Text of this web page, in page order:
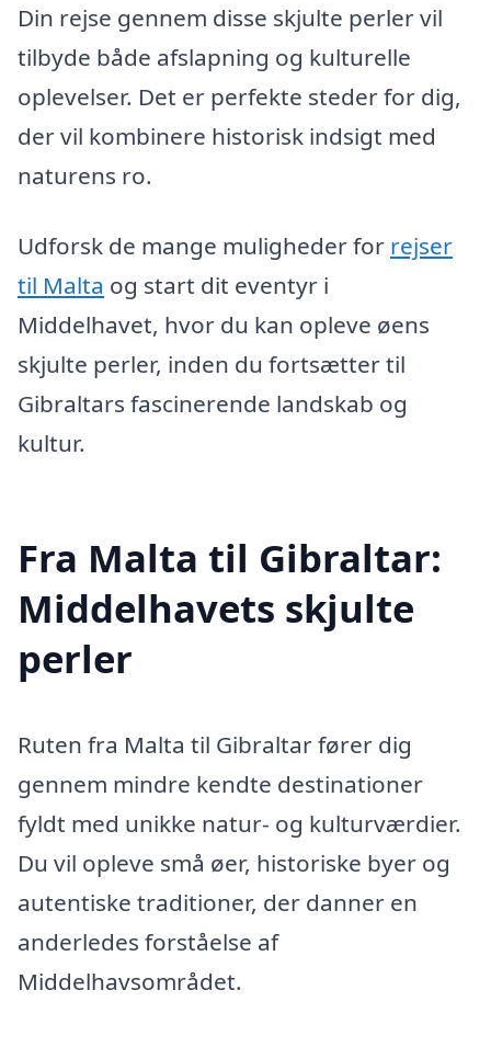
Din rejse gennem disse skjulte perler vil
tilbyde både afslapning og kulturelle
oplevelser. Det er perfekte steder for dig,
der vil kombinere historisk indsigt med
naturens ro.
Udforsk de mange muligheder for rejser
til Malta og start dit eventyr i
Middelhavet, hvor du kan opleve øens
skjulte perler, inden du fortsætter til
Gibraltars fascinerende landskab og
kultur.
Fra Malta til Gibraltar:
Middelhavets skjulte
perler
Ruten fra Malta til Gibraltar fører dig
gennem mindre kendte destinationer
fyldt med unikke natur- og kulturværdier.
Du vil opleve små øer, historiske byer og
autentiske traditioner, der danner en
anderledes forståelse af
Middelhavsområdet.